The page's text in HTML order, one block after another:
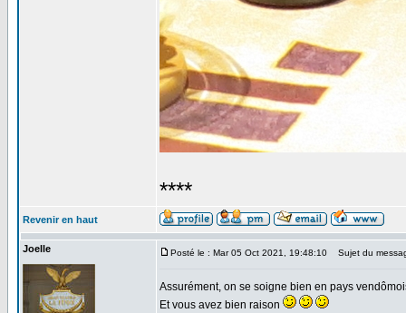
****
Revenir en haut
Joelle Posté le : Mar 05 Oct 2021, 19:48:10 Sujet du
Assurément, on se soigne bien en pays
Et vous avez bien raison